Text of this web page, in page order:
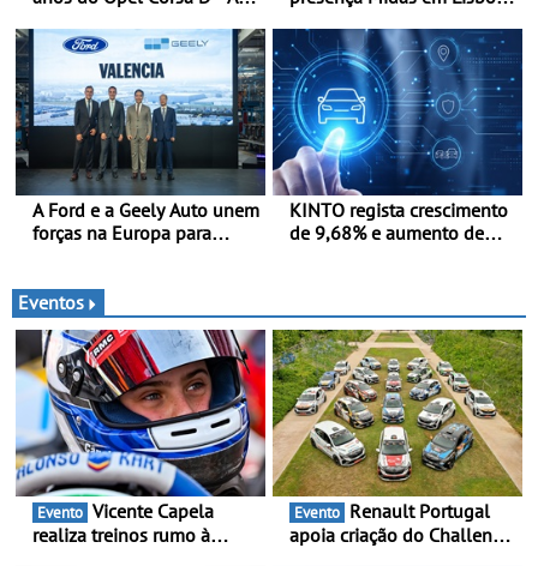
celebra a estreia mundial
no Salão Internacional do
Automóvel Britânico, em
Londres
Grande - E assinatura para
nova unidade em Vialonga
A Ford e a Geely Auto unem
forças na Europa para
geração em Espanha
KINTO regista crescimento
de 9,68% e aumento de
Eventos
Evento
realiza treinos rumo à
Evento
apoia criação do Challenge